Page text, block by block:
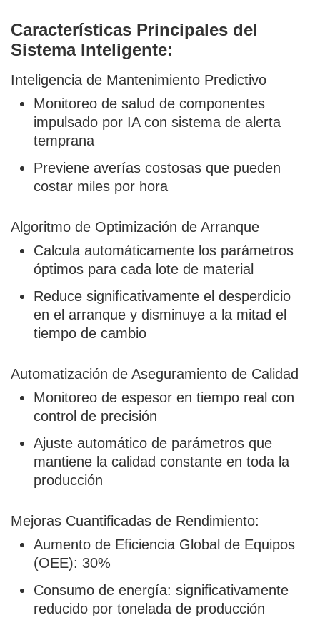
Características Principales del
Sistema Inteligente:
Inteligencia de Mantenimiento Predictivo
Monitoreo de salud de componentes
impulsado por IA con sistema de alerta
temprana
Previene averías costosas que pueden
costar miles por hora
Algoritmo de Optimización de Arranque
Calcula automáticamente los parámetros
óptimos para cada lote de material
Reduce significativamente el desperdicio
en el arranque y disminuye a la mitad el
tiempo de cambio
Automatización de Aseguramiento de Calidad
Monitoreo de espesor en tiempo real con
control de precisión
Ajuste automático de parámetros que
mantiene la calidad constante en toda la
producción
Mejoras Cuantificadas de Rendimiento:
Aumento de Eficiencia Global de Equipos
(OEE): 30%
Consumo de energía: significativamente
reducido por tonelada de producción